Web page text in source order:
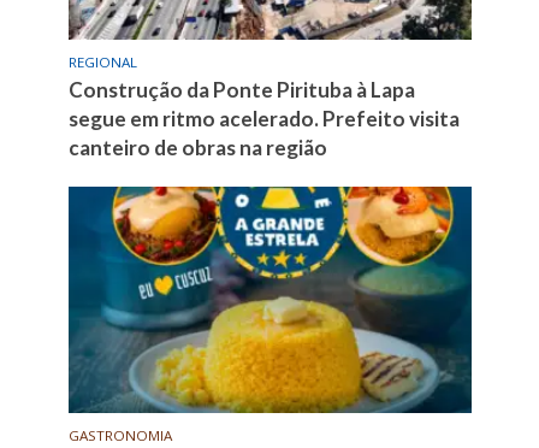
REGIONAL
Construção da Ponte Pirituba à Lapa
segue em ritmo acelerado. Prefeito visita
canteiro de obras na região
GASTRONOMIA